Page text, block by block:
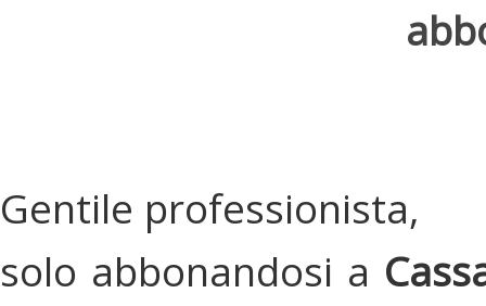
Gentile professionista,
solo abbonandosi a